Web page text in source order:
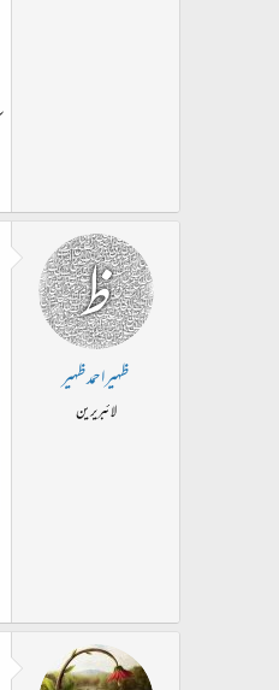
ظہیراحمدظہیر
لائبریرین